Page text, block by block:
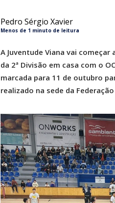
Pedro Sérgio Xavier
Menos de 1 minuto de leitura
A Juventude Viana vai
da 2ª Divisão em casa com o
marcada para 11 de outubro
realizado na sede da